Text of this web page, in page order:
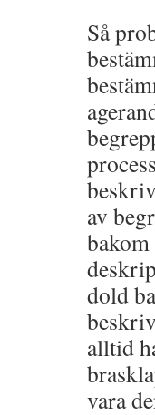
Så
av
dold
alltid
vara